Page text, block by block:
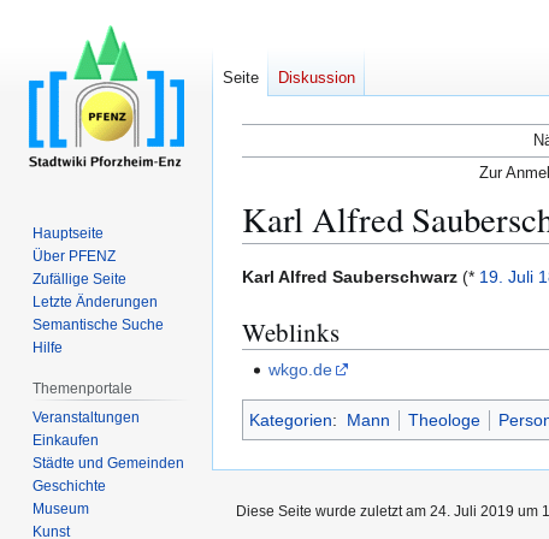
Zur
Karl Alfred
Zur
springen
Zur
springen
Karl Alfred Sauberschwarz (* 19. Juli
Weblinks
wkgo.de
Kategorien: Mann Theologe
Seite Diskussion
Hauptseite
Über PFENZ
Zufällige Seite
Letzte Änderungen
Semantische Suche
Hilfe
Themenportale
Veranstaltungen
Einkaufen
Städte und Gemeinden
Geschichte
Museum
Kunst
Diese Seite wurde zuletzt am 24. Juli 2019 um